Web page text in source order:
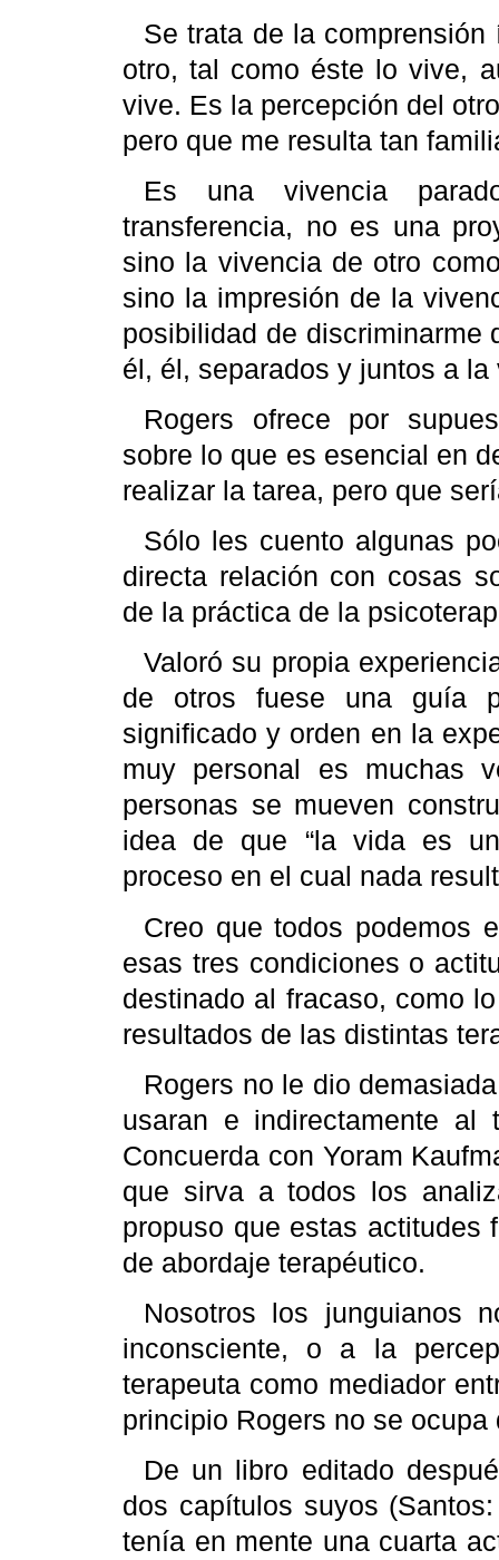
Se trata de la
otro, tal como éste lo vive,
vive. Es la percepción del
pero que me resulta tan
Es una vivencia
transferencia, no es una
sino la vivencia de otro
sino la impresión de la
posibilidad de discriminarme
él, él, separados y juntos a la
Rogers ofrece por
sobre lo que es esencial en
realizar la tarea, pero que
Sólo les cuento algunas
directa relación con cosas
de la práctica de la
Valoró su propia
de otros fuese una guía
significado y orden en la
muy personal es muchas
personas se mueven
idea de que “la vida es
proceso en el cual nada
Creo que todos podemos
esas tres condiciones o
destinado al fracaso, como
resultados de las distintas
Rogers no le dio
usaran e indirectamente al
Concuerda con Yoram
que sirva a todos los
propuso que estas actitudes
de abordaje terapéutico.
Nosotros los junguianos
inconsciente, o a la
terapeuta como mediador
principio Rogers no se ocupa
De un libro editado
dos capítulos suyos
tenía en mente una cuarta